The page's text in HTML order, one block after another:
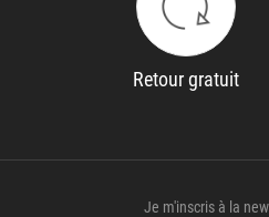
Retour gratuit
Je m'inscris à la